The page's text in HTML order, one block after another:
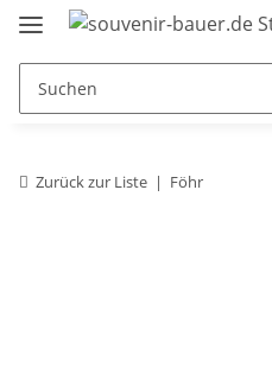
Zurück zur Liste Föhr